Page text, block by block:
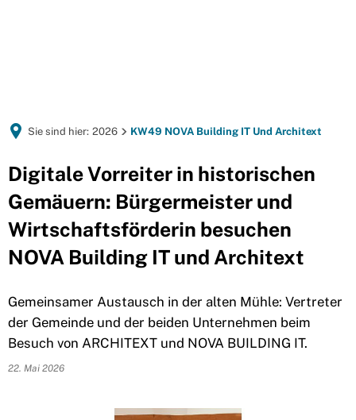
Sie sind hier: 2026 KW49 NOVA Building IT Und Architext
Digitale Vorreiter in historischen
Gemäuern: Bürgermeister und
Wirtschaftsförderin besuchen
NOVA Building IT und Architext
Gemeinsamer Austausch in der alten Mühle: Vertreter
der Gemeinde und der beiden Unternehmen beim
Besuch von ARCHITEXT und NOVA BUILDING IT.
22. Mai 2026